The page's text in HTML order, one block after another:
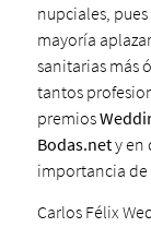
nupciales,
mayoría
sanitarias más
tantos
premios
Bodas.nety en
importancia de
Carlos Félix